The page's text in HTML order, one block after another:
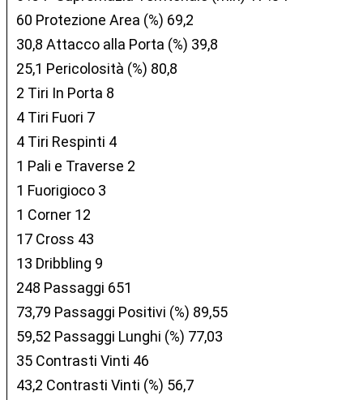
60 Protezione Area (%) 69,2
30,8 Attacco alla Porta (%) 39,8
25,1 Pericolosità (%) 80,8
2 Tiri In Porta 8
4 Tiri Fuori 7
4 Tiri Respinti 4
1 Pali e Traverse 2
1 Fuorigioco 3
1 Corner 12
17 Cross 43
13 Dribbling 9
248 Passaggi 651
73,79 Passaggi Positivi (%) 89,55
59,52 Passaggi Lunghi (%) 77,03
35 Contrasti Vinti 46
43,2 Contrasti Vinti (%) 56,7